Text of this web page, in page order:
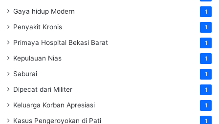
Gaya hidup Modern 1
Penyakit Kronis 1
Primaya Hospital Bekasi Barat 1
Kepulauan Nias 1
Saburai 1
Dipecat dari Militer 1
Keluarga Korban Apresiasi 1
Kasus Pengeroyokan di Pati 1